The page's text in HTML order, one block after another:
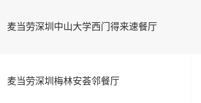
麦当劳深圳中山大学西门得来速餐厅
麦当劳深圳梅林安荟邻餐厅